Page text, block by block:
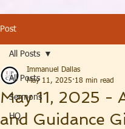
Post
All Posts
Sermons
HQ
All Posts
May 11, 2025 -
and Guidance
Immanuel Dallas
May 11, 2025 18 min read